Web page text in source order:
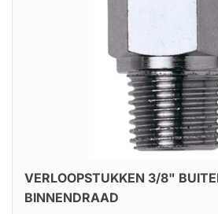
VERLOOPSTUKKEN 3/8"
BINNENDRAAD